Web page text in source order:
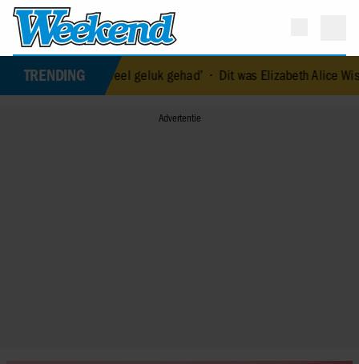
TRENDING
veel geluk gehad’• Dit was Elizabeth Alice Wise, de royal die